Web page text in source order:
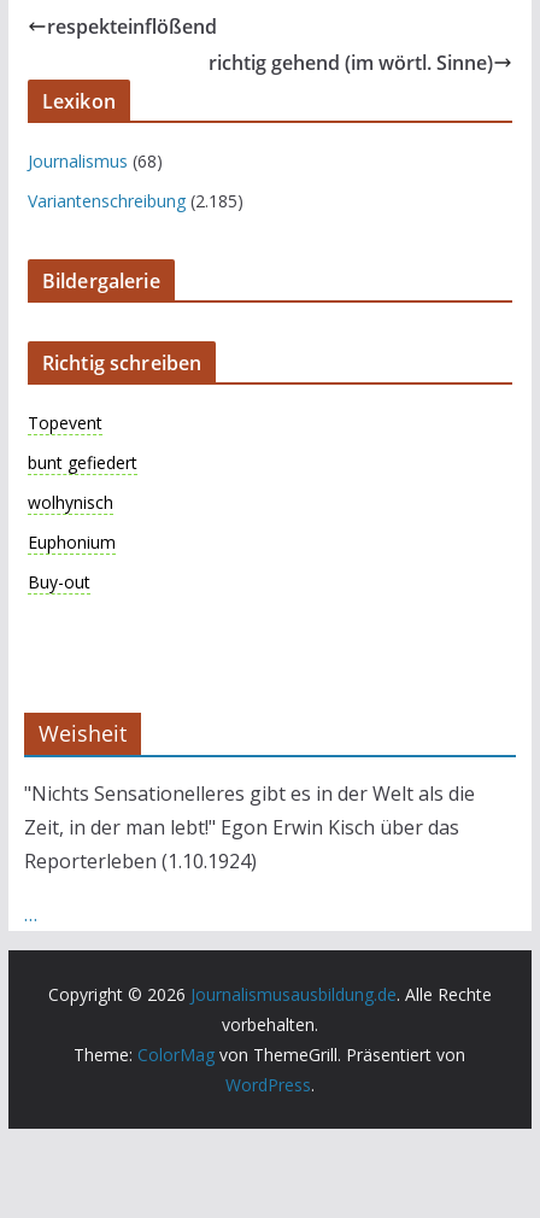
respekteinflößend
richtig gehend (im wörtl. Sinne)
Lexikon
Journalismus (68)
Variantenschreibung(2.185)
Bildergalerie
Richtig schreiben
Topevent
bunt gefiedert
wolhynisch
Euphonium
Buy-out
Weisheit
"Nichts Sensationelleres gibt es in der Welt als die
Zeit, in der man lebt!" Egon Erwin Kisch über das
Reporterleben (1.10.1924)
…
Copyright © 2026 Journalismusausbildung.de. Alle Rechte
vorbehalten.
Theme: ColorMag von ThemeGrill. Präsentiert von
WordPress.